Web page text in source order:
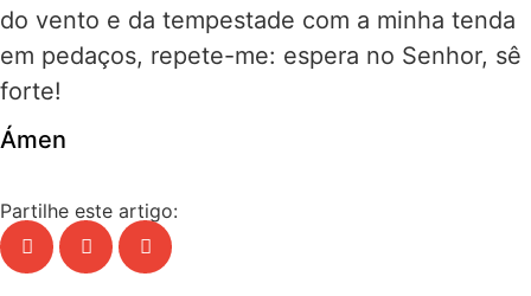
do vento e da tempestade com a minha tenda
em pedaços, repete-me: espera no Senhor, sê
forte!
Ámen
Partilhe este artigo: